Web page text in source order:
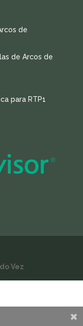
de
de Arcos de
para RTP1
Vez